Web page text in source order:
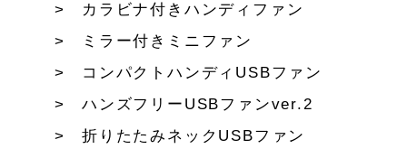
カラビナ付きハンディファン
ミラー付きミニファン
コンパクトハンディUSBファン
ハンズフリーUSBファンver.2
折りたたみネックUSBファン